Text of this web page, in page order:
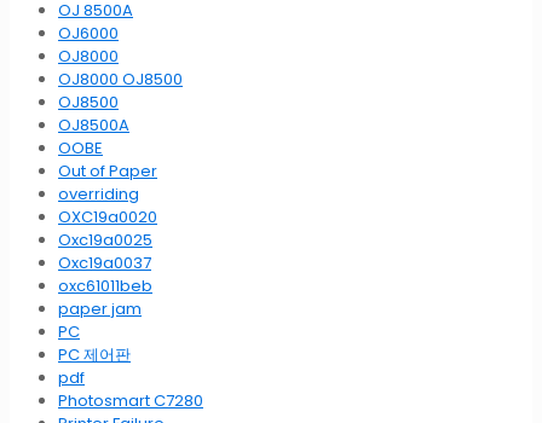
OJ 8500A
OJ6000
OJ8000
OJ8000 OJ8500
OJ8500
OJ8500A
OOBE
Out of Paper
overriding
OXC19a0020
Oxc19a0025
Oxc19a0037
oxc61011beb
paper jam
PC
PC 제어판
pdf
Photosmart C7280